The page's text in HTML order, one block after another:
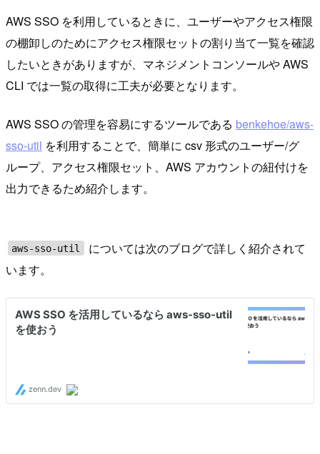
AWS SSO を利用しているときに、ユーザーやアクセス権限
の棚卸しのためにアクセス権限セットの割り当て一覧を確認
したいときがありますが、マネジメントコンソールや AWS
CLI では一覧の取得に工夫が必要となります。
AWS SSO の管理を容易にするツールである benkehoe/aws-
sso-util を利用することで、簡単に csv 形式のユーザー/グ
ループ、アクセス権限セット、AWS アカウントの紐付けを
出力できるため紹介します。
aws-sso-util
については次のブログで詳しく紹介されて
います。